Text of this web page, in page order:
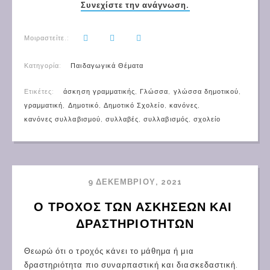
Συνεχίστε την ανάγνωση.
Μοιραστείτε.:
Κατηγορία: Παιδαγωγικά Θέματα
Ετικέτες: άσκηση γραμματικής, Γλώσσα, γλώσσα δημοτικού,
γραμματική, Δημοτικό, Δημοτικό Σχολείο, κανόνες,
κανόνες συλλαβισμού, συλλαβές,συλλαβισμός, σχολείο
9 ΔΕΚΕΜΒΡΊΟΥ, 2021
Ο ΤΡΟΧΟΣ ΤΩΝ ΑΣΚΗΣΕΩΝ ΚΑΙ
ΔΡΑΣΤΗΡΙΟΤΗΤΩΝ
Θεωρώ ότι ο τροχός κάνει το μάθημα ή μια
δραστηριότητα πιο συναρπαστική και διασκεδαστική.